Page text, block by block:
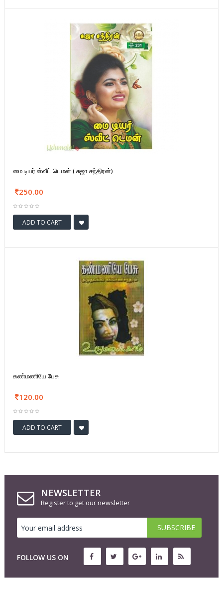
மை டியர் ஸ்வீட் டெமன் ( சுஜா சந்திரன்)
250.00
ADD TO CART
கண்மணியே பேசு
120.00
ADD TO CART
NEWSLETTER
Register to get our newsletter
FOLLOW US ON